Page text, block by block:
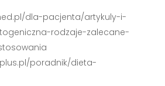
dla-pacjenta/artykuly-i-
rodzaje-zalecane-
poradnik/dieta-